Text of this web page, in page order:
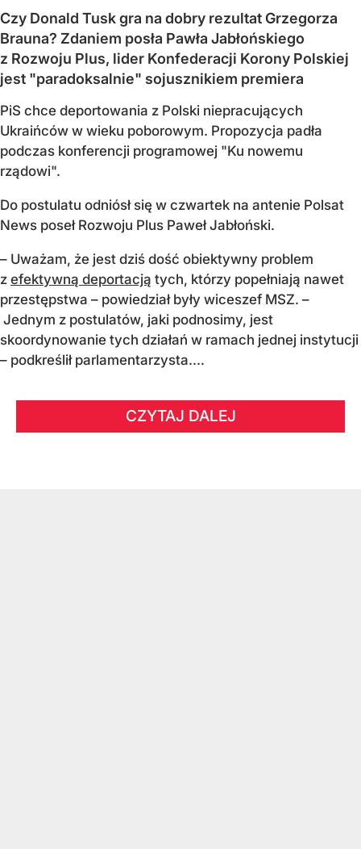
Czy Donald Tusk gra na dobry rezultat Grzegorza
Brauna? Zdaniem posła Pawła Jabłońskiego
z Rozwoju Plus, lider Konfederacji Korony Polskiej
jest "paradoksalnie" sojusznikiem premiera
PiS chce deportowania z Polski niepracujących
Ukraińców w wieku poborowym. Propozycja padła
podczas konferencji programowej "Ku nowemu
rządowi".
Do postulatu odniósł się w czwartek na antenie Polsat
News poseł Rozwoju Plus Paweł Jabłoński.
– Uważam, że jest dziś dość obiektywny problem
z efektywną deportacją tych, którzy popełniają nawet
przestępstwa – powiedział były wiceszef MSZ. –
Jednym z postulatów, jaki podnosimy, jest
skoordynowanie tych działań w ramach jednej instytucji
– podkreślił parlamentarzysta....
CZYTAJ DALEJ